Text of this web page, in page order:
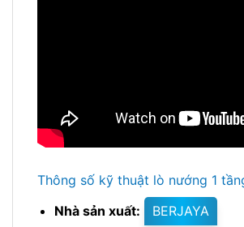
Thông số kỹ thuật lò nướng 1
Nhà sản xuất:
BERJAYA